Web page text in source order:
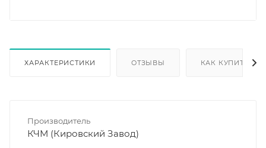
ХАРАКТЕРИСТИКИ ОТЗЫВЫ КАК КУПИТЬ
Производитель
КЧМ (Кировский Завод)